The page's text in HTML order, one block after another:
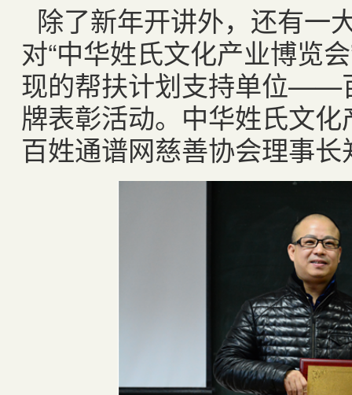
除了新年开讲外，还有一
对“中华姓氏文化产业博览
现的帮扶计划支持单位——
牌表彰活动。中华姓氏文
百姓通谱网慈善协会理事